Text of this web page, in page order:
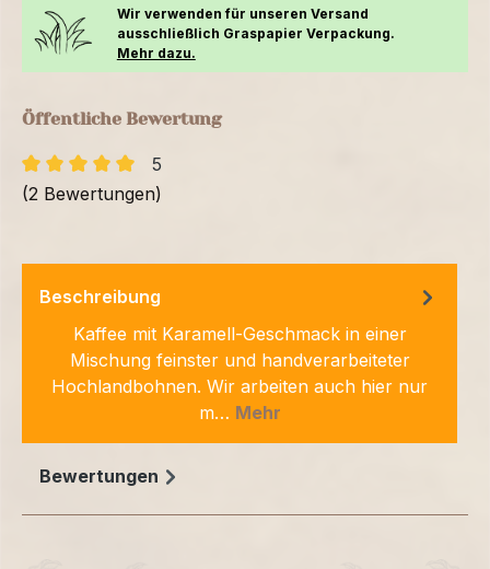
Wir verwenden für unseren Versand
ausschließlich Graspapier Verpackung.
Mehr dazu.
Öffentliche Bewertung
5
(2 Bewertungen)
Beschreibung
Kaffee mit Karamell-Geschmack in einer
Mischung feinster und handverarbeiteter
Hochlandbohnen. Wir arbeiten auch hier nur
m… Mehr
Bewertungen